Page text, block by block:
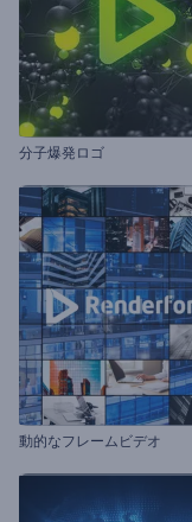
分子爆発ロゴ
動的なフレームビデオ